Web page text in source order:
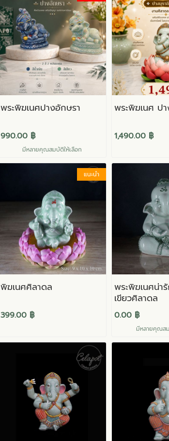
พระพิฆเนศปางอักษรา
990.00 ฿
มีหลายคุณสมบัติให้เลือก
พระพิฆเนศ ป
1,490.00 ฿
แนะนำ
พิฆเนศศิลาดล
399.00 ฿
พระพิฆเนศน่า
เขียวศิลาดล
0.00 ฿
มีหลายคุณส